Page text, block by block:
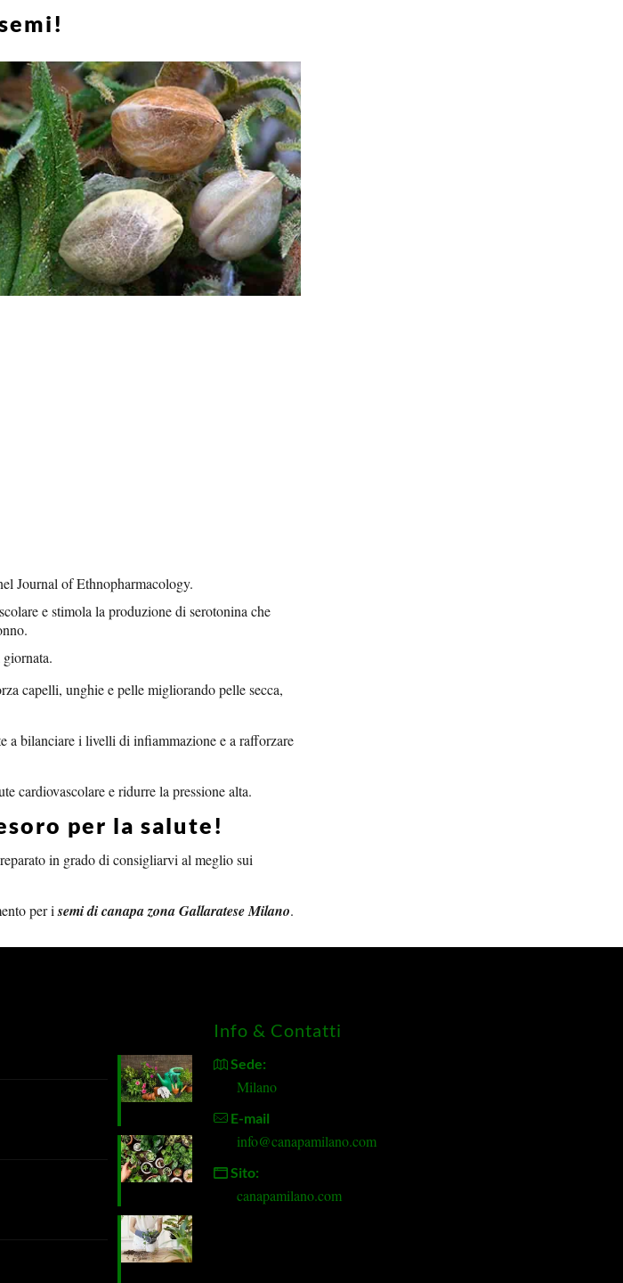
Journal of Ethnopharmacology.
e stimola la produzione di serotonina che
capelli, unghie e pelle migliorando pelle secca,
a bilanciare i livelli di infiammazione e a rafforzare
cardiovascolare e ridurre la pressione alta.
per la salute!
in grado di consigliarvi al meglio sui
per isemi di canapa zona Gallaratese Milano.
Info & Contatti
Sede:
Milano
E-mail
info@canapamilano.com
Sito:
canapamilano.com